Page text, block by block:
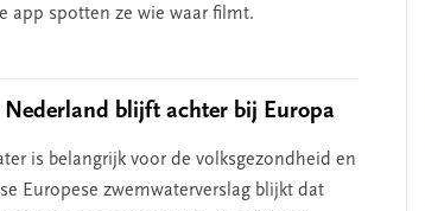
app spotten ze wie waar filmt.
blijft achter bij Europa
is belangrijk voor de volksgezondheid en
Europese zwemwaterverslag blijkt dat